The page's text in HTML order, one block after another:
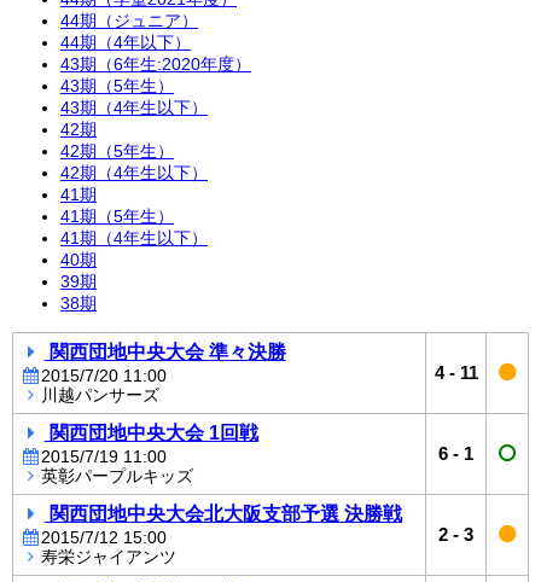
44期（ジュニア）
44期（4年以下）
43期（6年生:2020年度）
43期（5年生）
43期（4年生以下）
42期
42期（5年生）
42期（4年生以下）
41期
41期（5年生）
41期（4年生以下）
40期
39期
38期
関西団地中央大会 準々決勝
2015/7/20 11:00
川越パンサーズ
4- 11
関西団地中央大会 1回戦
2015/7/19 11:00
英彰パープルキッズ
6 - 1
関西団地中央大会北大阪支部予選 決勝戦
2015/7/12 15:00
寿栄ジャイアンツ
2 - 3